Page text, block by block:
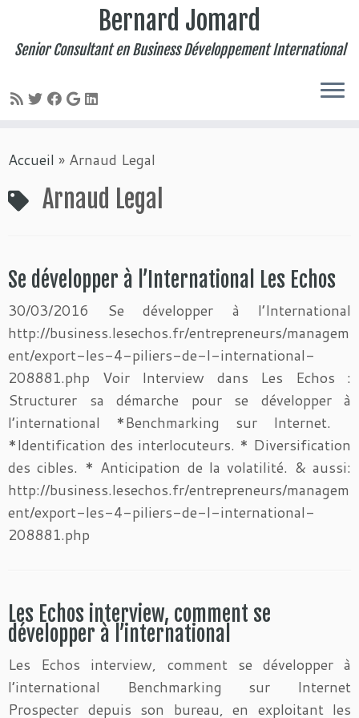
au
contenu
Bernard Jomard
Senior Consultant en Business Développement International
Accueil » Arnaud Legal
Arnaud Legal
Se développer à l’International Les Echos
30/03/2016 Se développer à l’International
http://business.lesechos.fr/entrepreneurs/managem
ent/export-les-4-piliers-de-l-international-
208881.php Voir Interview dans Les Echos :
Structurer sa démarche pour se développer à
l’international *Benchmarking sur Internet.
*Identification des interlocuteurs. * Diversification
des cibles. * Anticipation de la volatilité. & aussi:
http://business.lesechos.fr/entrepreneurs/managem
ent/export-les-4-piliers-de-l-international-
208881.php
Les Echos interview, comment se
développer à l’international
Les Echos interview, comment se développer à
l’international Benchmarking sur Internet
Prospecter depuis son bureau, en exploitant les